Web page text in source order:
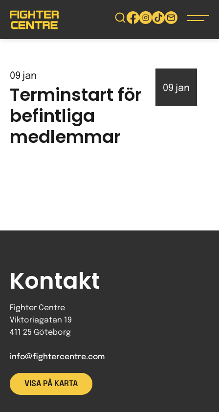
vidare
09 jan
09 jan
Terminstart för
befintliga
medlemmar
Kontakt
Fighter Centre
Viktoriagatan 19
411 25 Göteborg
info@fightercentre.com
VISA PÅ KARTA